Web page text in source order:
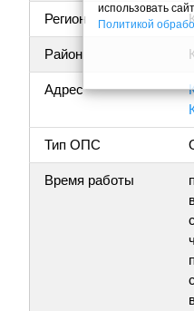
Регион
Район
Адрес
Тип ОПС
Время работы
использовать
Политикой